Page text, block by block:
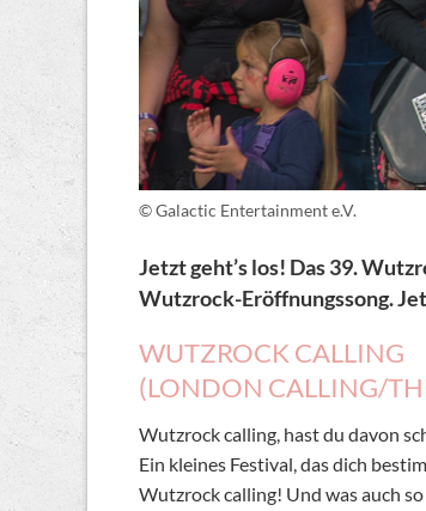
© Galactic Entertainment e.V.
Jetzt geht’s los! Das 39.
Wutzrock-Eröffnungssong.
WUTZROCK CALLING
(LONDON CALLING/
Wutzrock calling, hast du davon
Ein kleines Festival, das dich
Wutzrock calling! Und was auch